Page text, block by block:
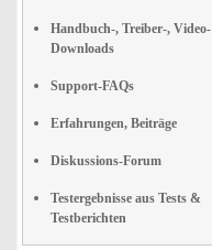
Handbuch-, Treiber-, Video-
Downloads
Support-FAQs
Erfahrungen, Beiträge
Diskussions-Forum
Testergebnisse aus Tests &
Testberichten